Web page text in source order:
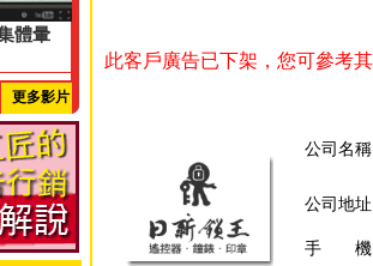
體暈
更多影片
此客戶廣告已下架，您可參考
公司名
公司地
手 機